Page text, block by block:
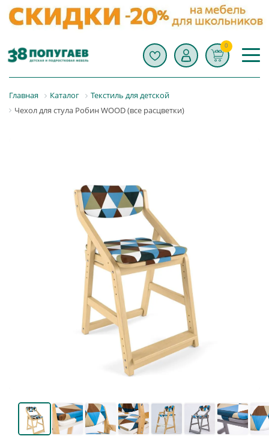
0
Главная Каталог
Текстиль для детской
Чехол для стула Робин WOOD (все расцветки)